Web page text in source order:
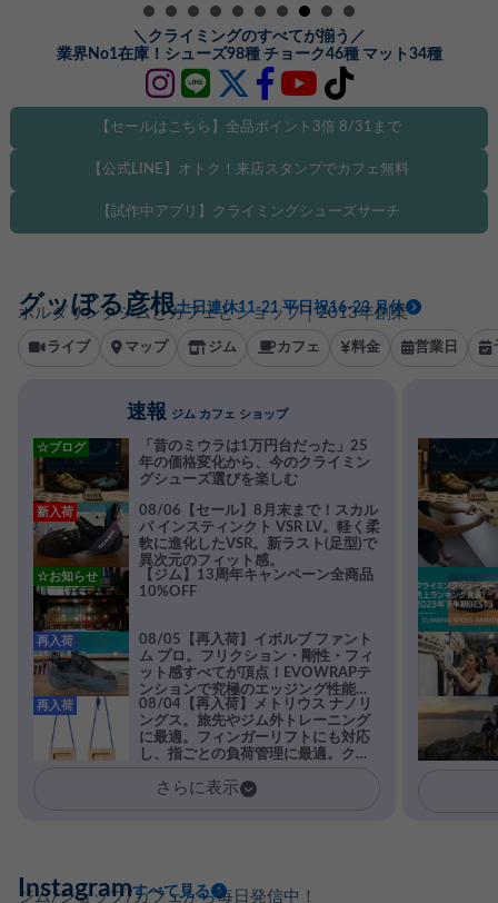
＼クライミングのすべてが揃う／
業界No1在庫！シューズ98種 チョーク46種 マット34種
【セールはこちら】全品ポイント3倍 8/31まで
【公式LINE】オトク！来店スタンプでカフェ無料
【試作中アプリ】クライミングシューズサーチ
ボルダリングジムとカフェとショップ｜2013年創業
グッぼる彦根土日連休11-21 平日祝16-23 月休
ライブ マップ ジム カフェ 料金 営業日
速報 ジム カフェ ショップ
「昔のミウラは1万円台だった」25
年の価格変化から、今のクライミン
グシューズ選びを楽しむ
☆ブログ
08/06【セール】8月末まで！スカル
パ インスティンクト VSR LV。軽く柔
軟に進化したVSR。新ラスト(足型)で
異次元のフィット感。
新入荷
【ジム】13周年キャンペーン全商品
10%OFF
☆お知らせ
08/05【再入荷】イボルブ ファント
ム プロ。フリクション・剛性・フィ
ット感すべてが頂点！EVOWRAPテ
ンションで究極のエッジング性能を
実現。進化系ラバーEvo-74はTRAX
を凌駕する粘着力で極小ホールドに
安心感。
再入荷
08/04【再入荷】メトリウス ナノリ
ングス。旅先やジム外トレーニング
に最適。フィンガーリフトにも対応
し、指ごとの負荷管理に最適。クラ
再入荷
さらに表示
ジム/ショップ/カフェから毎日発信中！
Instagramすべて見る